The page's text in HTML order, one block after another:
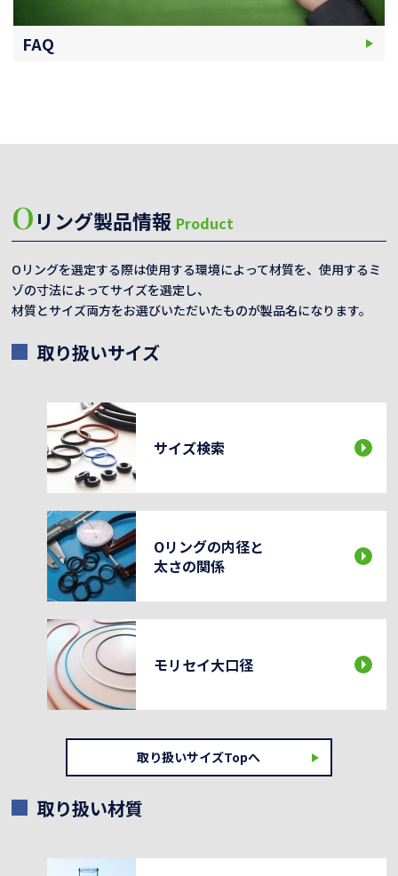
FAQ
Oリング製品情報 Product
Oリングを選定する際は使用する環境によって材質を、使用するミ
ゾの寸法によってサイズを選定し、
材質とサイズ両方をお選びいただいたものが製品名になります。
取り扱いサイズ
サイズ検索
Oリングの内径と
太さの関係
モリセイ大口径
取り扱いサイズTopへ
取り扱い材質